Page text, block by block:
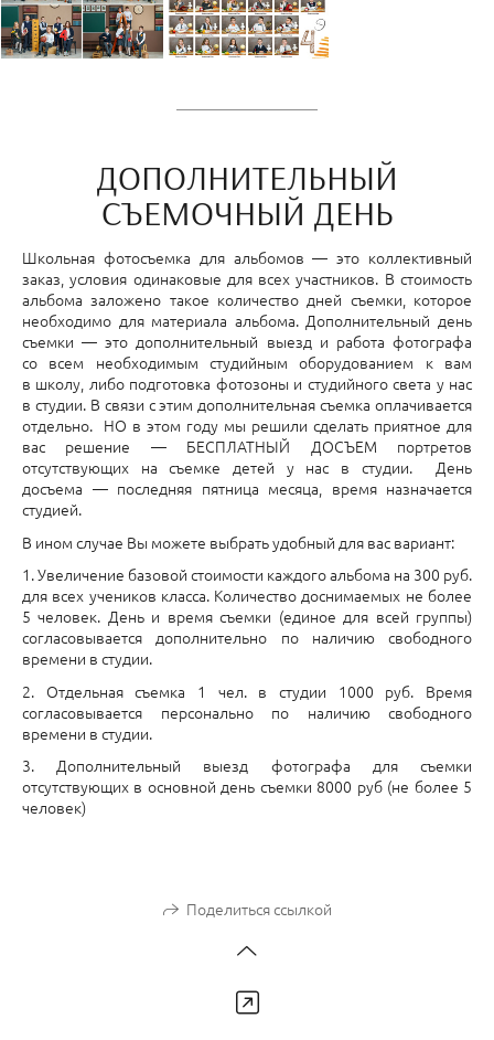
ДОПОЛНИТЕЛЬНЫЙ
СЪЕМОЧНЫЙ ДЕНЬ
Школьная фотосъемка для альбомов — это коллективный
заказ, условия одинаковые для всех участников. В стоимость
альбома заложено такое количество дней съемки, которое
необходимо для материала альбома. Дополнительный день
съемки — это дополнительный выезд и работа фотографа
со всем необходимым студийным оборудованием к вам
в школу, либо подготовка фотозоны и студийного света у нас
в студии. В связи с этим дополнительная съемка оплачивается
отдельно. НО в этом году мы решили сделать приятное для
вас решение — БЕСПЛАТНЫЙ ДОСЪЕМ портретов
отсутствующих на съемке детей у нас в студии. День
досъема — последняя пятница месяца, время назначается
студией.
В ином случае Вы можете выбрать удобный для вас вариант:
1. Увеличение базовой стоимости каждого альбома на 300 руб.
для всех учеников класса. Количество доснимаемых не более
5 человек. День и время съемки (единое для всей группы)
согласовывается дополнительно по наличию свободного
времени в студии.
2. Отдельная съемка 1 чел. в студии 1000 руб. Время
согласовывается персонально по наличию свободного
времени в студии.
3. Дополнительный выезд фотографа для съемки
отсутствующих в основной день съемки 8000 руб (не более 5
человек)
Поделиться ссылкой